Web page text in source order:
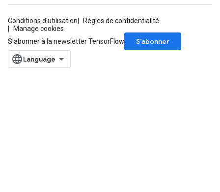
Conditions d'utilisation
Règles de confidentialité
Manage cookies
S'abonner à la newsletter TensorFlow
S’abonner